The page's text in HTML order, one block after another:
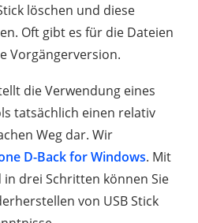
löschen und diese
Oft gibt es für die Dateien
Vorgängerversion.
die Verwendung eines
tatsächlich einen relativ
Weg dar. Wir
D-Back for Windows. Mit
drei Schritten können Sie
von USB Stick